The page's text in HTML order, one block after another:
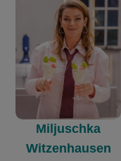
Miljuschka
Witzenhausen